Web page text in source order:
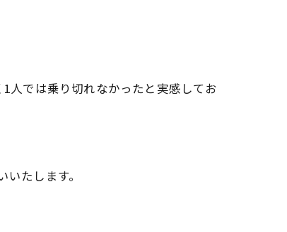
人では乗り切れなかったと実感してお
たします。